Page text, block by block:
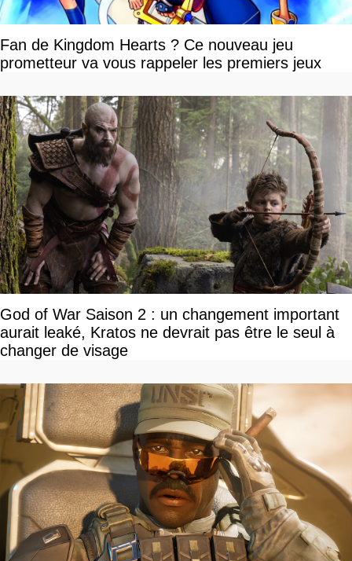
Fan de Kingdom Hearts ? Ce nouveau jeu
prometteur va vous rappeler les premiers jeux
God of War Saison 2 : un changement important
aurait leaké, Kratos ne devrait pas être le seul à
changer de visage